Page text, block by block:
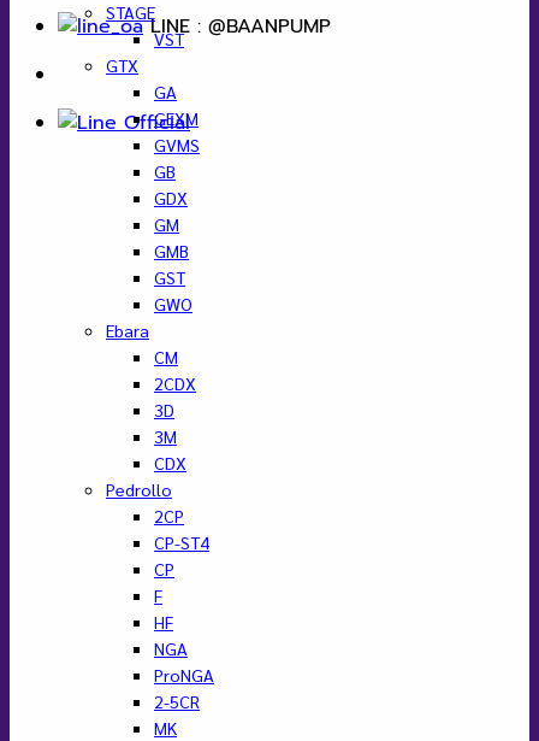
LINE : @BAANPUMP
STAGE
VST
GTX
GA
GEXM
GVMS
GB
GDX
GM
GMB
GST
GWO
Ebara
CM
2CDX
3D
3M
CDX
Pedrollo
2CP
CP-ST4
CP
F
HF
NGA
ProNGA
2-5CR
MK